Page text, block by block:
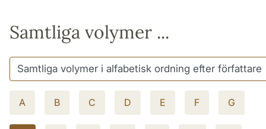
Samtliga volymer ...
A B C D E F G